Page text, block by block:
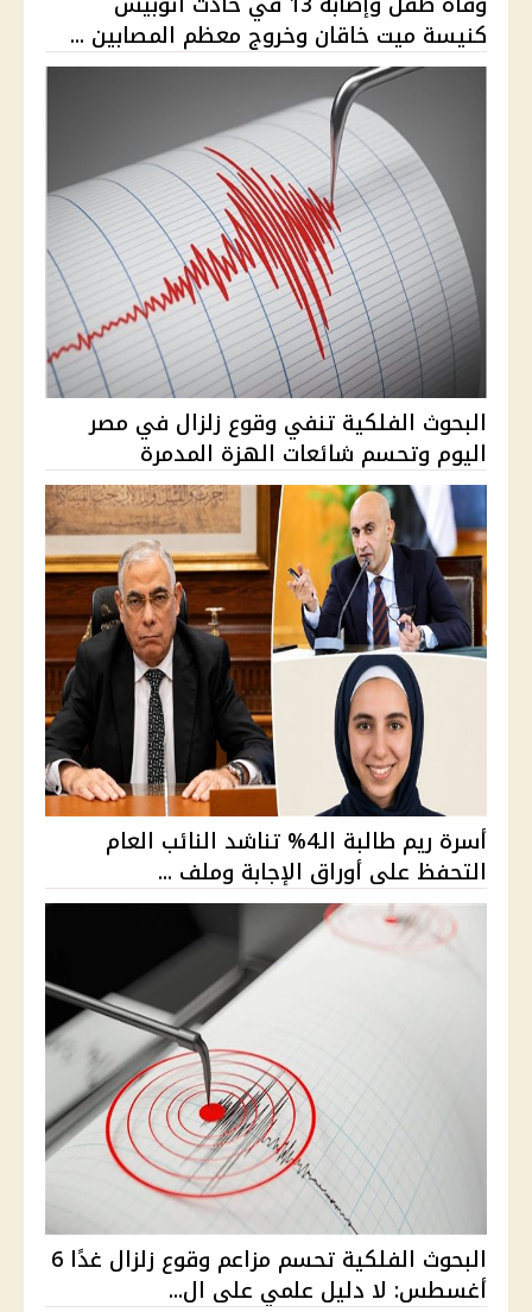
كنيسة ميت خاقان وخروج معظم المصابين ...
البحوث الفلكية تنفي وقوع زلزال في مصر
اليوم وتحسم شائعات الهزة المدمرة
أسرة ريم طالبة الـ4% تناشد النائب العام
التحفظ على أوراق الإجابة وملف ...
البحوث الفلكية تحسم مزاعم وقوع زلزال غدًا 6
أغسطس: لا دليل علمي على ال...